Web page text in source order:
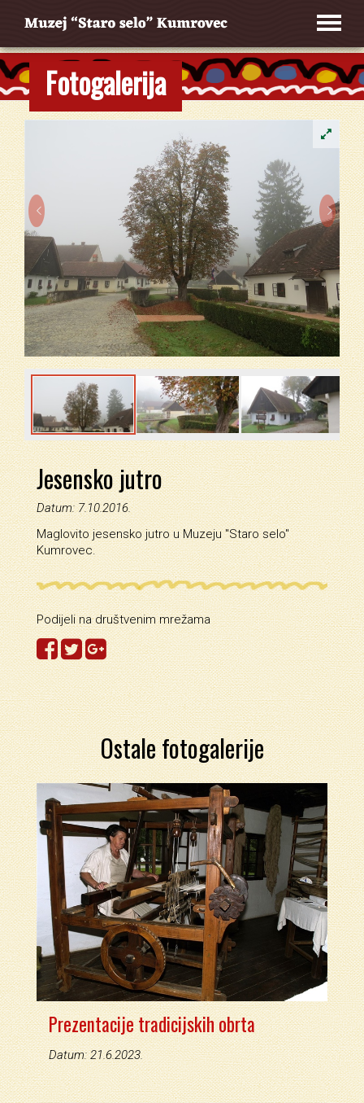
Fotogalerija
 
Jesensko jutro
Datum: 7.10.2016.
Maglovito jesensko jutro u Muzeju ''Staro selo''
Kumrovec.
Podijeli na društvenim mrežama
Ostale fotogalerije
Prezentacije tradicijskih obrta
Datum: 21.6.2023.